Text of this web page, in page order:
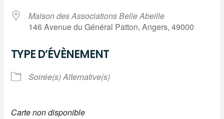
Maison des Associations Belle Abeille
146 Avenue du Général Patton, Angers, 49000
TYPE D’ÉVÈNEMENT
Soirée(s) Alternative(s)
Carte non disponible